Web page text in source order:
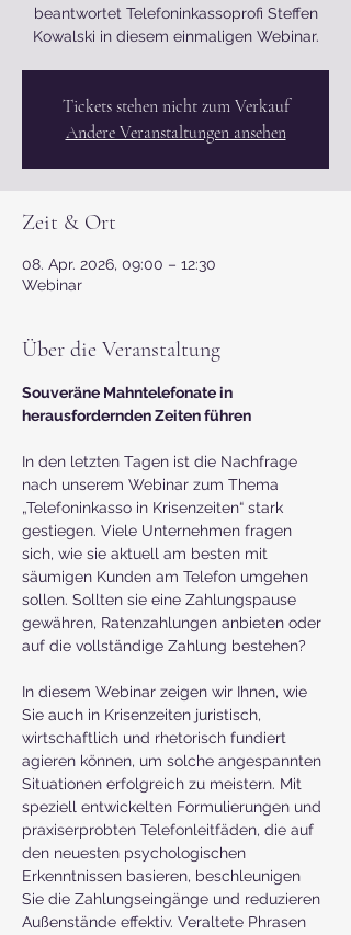
beantwortet Telefoninkassoprofi Steffen
Kowalski in diesem einmaligen Webinar.
Tickets stehen nicht zum Verkauf
Andere Veranstaltungen ansehen
Zeit & Ort
08. Apr. 2026, 09:00 – 12:30
Webinar
Über die Veranstaltung
Souveräne Mahntelefonate in
herausfordernden Zeiten führen
In den letzten Tagen ist die Nachfrage
nach unserem Webinar zum Thema
„Telefoninkasso in Krisenzeiten“ stark
gestiegen. Viele Unternehmen fragen
sich, wie sie aktuell am besten mit
säumigen Kunden am Telefon umgehen
sollen. Sollten sie eine Zahlungspause
gewähren, Ratenzahlungen anbieten oder
auf die vollständige Zahlung bestehen?
In diesem Webinar zeigen wir Ihnen, wie
Sie auch in Krisenzeiten juristisch,
wirtschaftlich und rhetorisch fundiert
agieren können, um solche angespannten
Situationen erfolgreich zu meistern. Mit
speziell entwickelten Formulierungen und
praxiserprobten Telefonleitfäden, die auf
den neuesten psychologischen
Erkenntnissen basieren, beschleunigen
Sie die Zahlungseingänge und reduzieren
Außenstände effektiv. Veraltete Phrasen